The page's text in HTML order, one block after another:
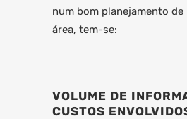
num bom planejamento
área, tem-se:
VOLUME DE
CUSTOS